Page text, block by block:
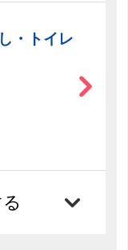
・トイレ